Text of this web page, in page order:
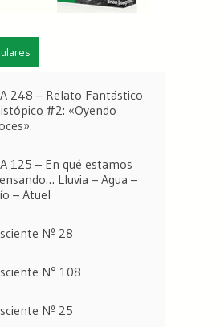
248 – Relato Fantástico
#2: «Oyendo
125 – En qué estamos
Lluvia – Agua –
– Atuel
Nº 28
N° 108
Nº 25